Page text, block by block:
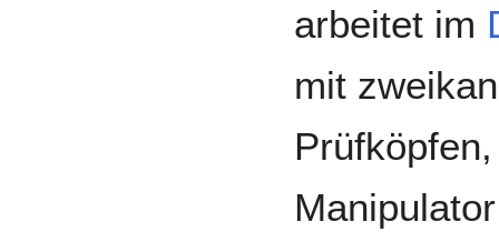
arbeitet im
mit